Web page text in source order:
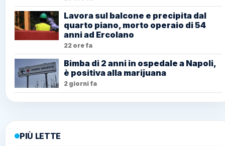
Lavora sul balcone e precipita dal
quarto piano, morto operaio di 54
anni ad Ercolano
22 ore fa
Bimba di 2 anni in ospedale a Napoli,
è positiva alla marijuana
2 giorni fa
PIÙ LETTE